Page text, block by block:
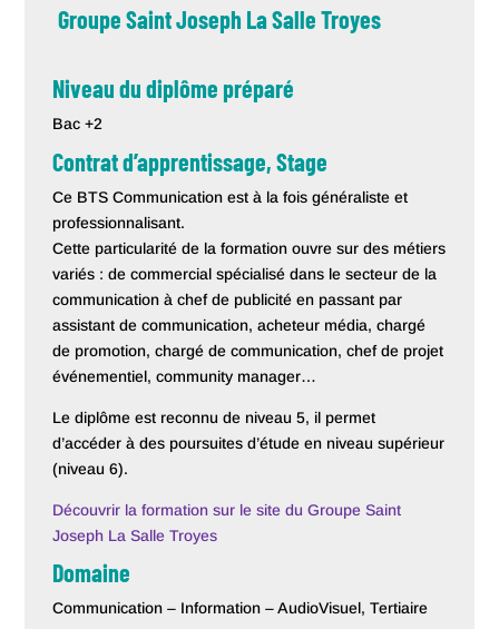
Groupe Saint Joseph La Salle Troyes
Niveau du diplôme préparé
Bac +2
Contrat d’apprentissage, Stage
Ce BTS Communication est à la fois généraliste et
professionnalisant.
Cette particularité de la formation ouvre sur des métiers
variés : de commercial spécialisé dans le secteur de la
communication à chef de publicité en passant par
assistant de communication, acheteur média, chargé
de promotion, chargé de communication, chef de projet
événementiel, community manager…
Le diplôme est reconnu de niveau 5, il permet
d’accéder à des poursuites d’étude en niveau supérieur
(niveau 6).
Découvrir la formation sur le site du Groupe Saint
Joseph La Salle Troyes
Domaine
Communication – Information – AudioVisuel, Tertiaire